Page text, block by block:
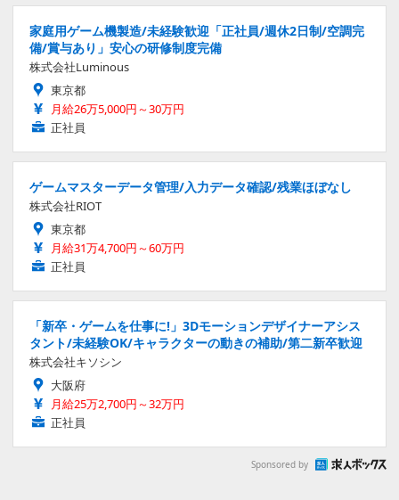
家庭用ゲーム機製造/未経験歓迎「正社員/週休2日制/空調完
備/賞与あり」安心の研修制度完備
株式会社Luminous
東京都
月給26万5,000円～30万円
正社員
ゲームマスターデータ管理/入力データ確認/残業ほぼなし
株式会社RIOT
東京都
月給31万4,700円～60万円
正社員
「新卒・ゲームを仕事に!」3Dモーションデザイナーアシス
タント/未経験OK/キャラクターの動きの補助/第二新卒歓迎
株式会社キソシン
大阪府
月給25万2,700円～32万円
正社員
Sponsored by